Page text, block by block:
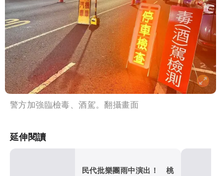
警方加強臨檢毒、酒駕。翻攝畫面
延伸閱讀
民代批樂團雨中演出！ 桃